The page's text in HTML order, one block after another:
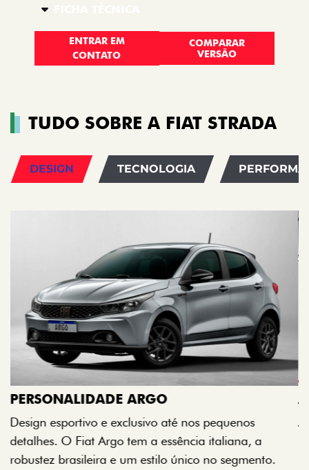
ENTRAR EM
CONTATO
COMPARAR
VERSÃO
TUDO SOBRE A FIAT STRADA
DESIGN TECNOLOGIA
ACABAMENTO E DESIGN INTERNO
A flag italiana e o novo logo Fiat também aparecem
no interior do carro, que possui acabamento
impecável e detalhes escurecidos.